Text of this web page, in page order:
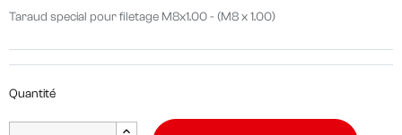
Taraud special pour filetage M8x1.00 - (M8 x 1.00)
Quantité